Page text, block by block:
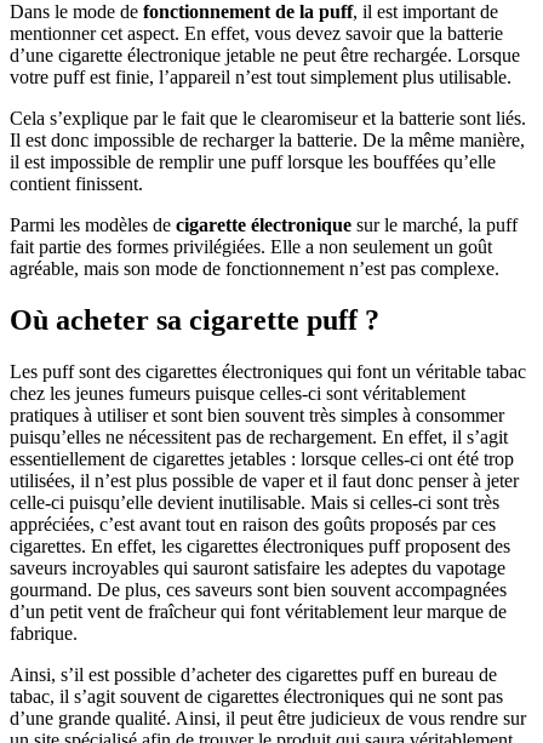
Dans le mode de fonctionnement de la puff, il est important de
mentionner cet aspect. En effet, vous devez savoir que la batterie
d’une cigarette électronique jetable ne peut être rechargée. Lorsque
votre puff est finie, l’appareil n’est tout simplement plus utilisable.
Cela s’explique par le fait que le clearomiseur et la batterie sont liés.
Il est donc impossible de recharger la batterie. De la même manière,
il est impossible de remplir une puff lorsque les bouffées qu’elle
contient finissent.
Parmi les modèles de cigarette électronique sur le marché, la puff
fait partie des formes privilégiées. Elle a non seulement un goût
agréable, mais son mode de fonctionnement n’est pas complexe.
Où acheter sa cigarette puff ?
Les puff sont des cigarettes électroniques qui font un véritable tabac
chez les jeunes fumeurs puisque celles-ci sont véritablement
pratiques à utiliser et sont bien souvent très simples à consommer
puisqu’elles ne nécessitent pas de rechargement. En effet, il s’agit
essentiellement de cigarettes jetables : lorsque celles-ci ont été trop
utilisées, il n’est plus possible de vaper et il faut donc penser à jeter
celle-ci puisqu’elle devient inutilisable. Mais si celles-ci sont très
appréciées, c’est avant tout en raison des goûts proposés par ces
cigarettes. En effet, les cigarettes électroniques puff proposent des
saveurs incroyables qui sauront satisfaire les adeptes du vapotage
gourmand. De plus, ces saveurs sont bien souvent accompagnées
d’un petit vent de fraîcheur qui font véritablement leur marque de
fabrique.
Ainsi, s’il est possible d’acheter des cigarettes puff en bureau de
tabac, il s’agit souvent de cigarettes électroniques qui ne sont pas
d’une grande qualité. Ainsi, il peut être judicieux de vous rendre sur